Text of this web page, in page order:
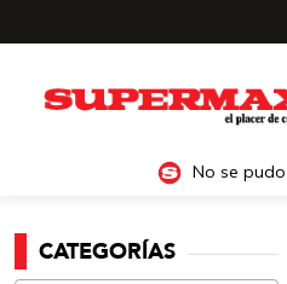
No se
CATEGORÍAS